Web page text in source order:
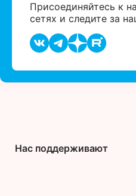
Присоединяйтесь к
сетях и следите за
Нас поддерживают